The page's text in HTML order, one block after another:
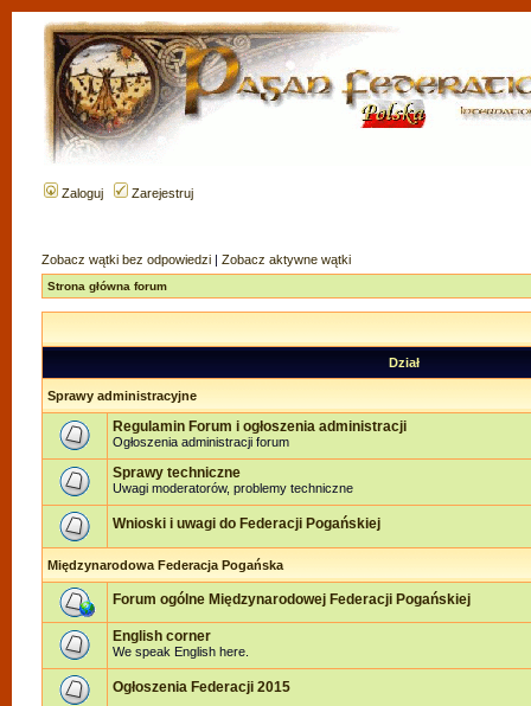
Zaloguj Zarejestruj
Zobacz wątki bez odpowiedzi | Zobacz aktywne wątki
Strona główna forum
Dział
Sprawy administracyjne
Regulamin Forum i ogłoszenia administracji
Ogłoszenia administracji forum
Sprawy techniczne
Uwagi moderatorów, problemy techniczne
Wnioski i uwagi do Federacji Pogańskiej
Międzynarodowa Federacja Pogańska
Forum ogólne Międzynarodowej Federacji Pogańskiej
English corner
We speak English here.
Ogłoszenia Federacji 2015